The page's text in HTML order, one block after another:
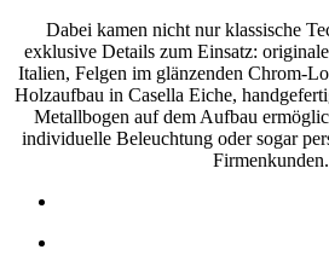
Dabei kamen nicht nur klassische
exklusive Details zum Einsatz:
Italien, Felgen im glänzenden Chrom-
Holzaufbau in Casella Eiche,
Metallbogen auf dem Aufbau
individuelle Beleuchtung oder sogar
Firmenkunden.